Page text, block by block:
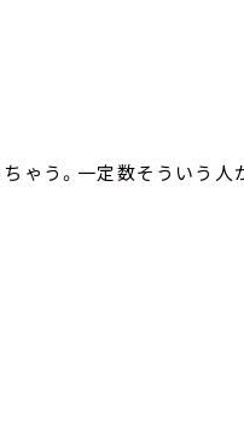
ゃう。一定数そういう人